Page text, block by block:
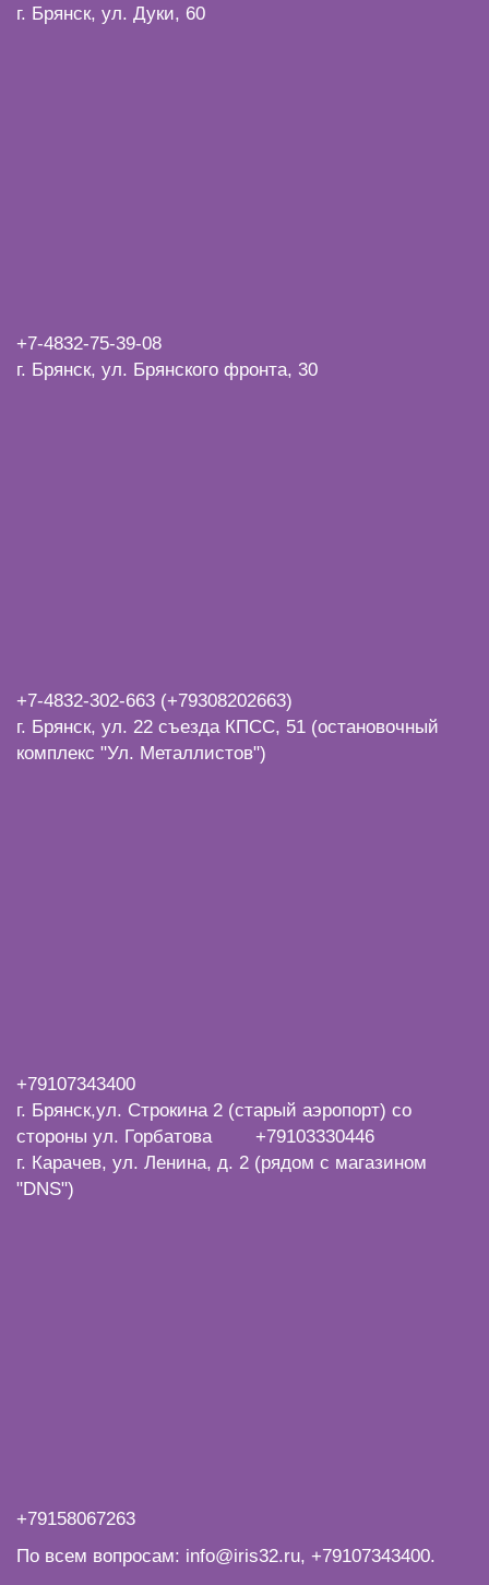
г. Брянск, ул. Дуки, 60
+7-4832-75-39-08
г. Брянск, ул. Брянского фронта, 30
+7-4832-302-663 (+79308202663)
г. Брянск, ул. 22 съезда КПСС, 51 (остановочный
комплекс "Ул. Металлистов")
+79107343400
г. Брянск,ул. Строкина 2 (старый аэропорт) со
стороны ул. Горбатова +79103330446
г. Карачев, ул. Ленина, д. 2 (рядом с магазином
"DNS")
+79158067263
По всем вопросам: info@iris32.ru, +79107343400.